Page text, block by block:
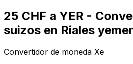
25 CHF a YER -
suizos en Riales
Convertidor de moneda Xe